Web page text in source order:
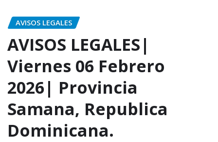
AVISOS LEGALES
AVISOS LEGALES|
Viernes 06 Febrero
2026| Provincia
Samana, Republica
Dominicana.